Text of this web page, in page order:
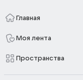
Главная
Моя лента
Пространства